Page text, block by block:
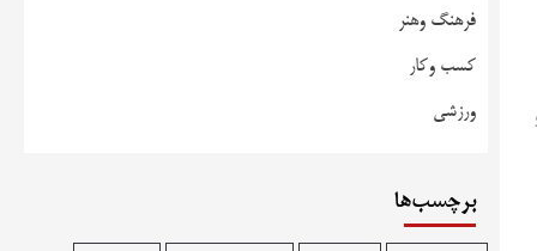
فرهنگ وهنر
کسب وکار
ورزشی
برچسب‌ها